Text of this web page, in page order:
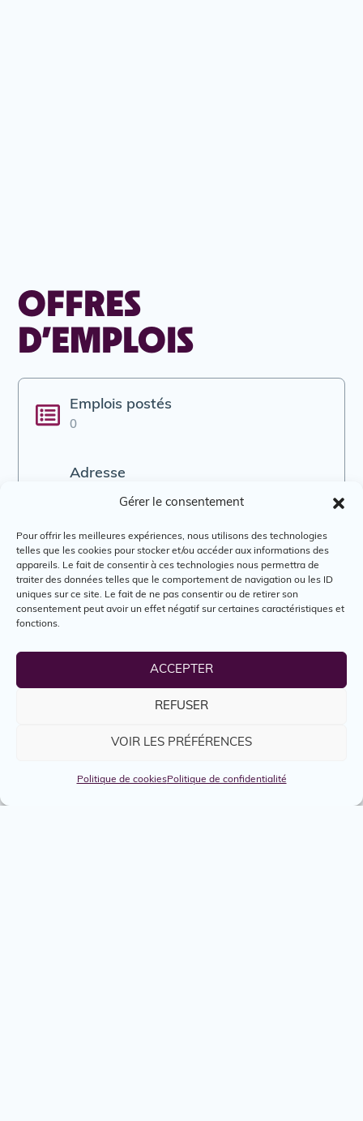
Gérer le consentement
Pour offrir les meilleures expériences, nous utilisons des technologies
telles que les cookies pour stocker et/ou accéder aux informations des
appareils. Le fait de consentir à ces technologies nous permettra de
traiter des données telles que le comportement de navigation ou les ID
uniques sur ce site. Le fait de ne pas consentir ou de retirer son
consentement peut avoir un effet négatif sur certaines caractéristiques et
fonctions.
ACCEPTER
REFUSER
VOIR LES PRÉFÉRENCES
Politique de cookiesPolitique de confidentialité
OFFRES
D’EMPLOIS
Emplois postés
0
Adresse
45, avenue de Gaspé est, Saint-Jean-Port-
Courriel
mdaniel@idterritoires.ca
(418) 571-7873